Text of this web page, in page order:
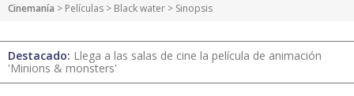
Cinemanía > Películas > Black water > Sinopsis
Destacado: Llega a las salas de cine la película de animación
'Minions & monsters'